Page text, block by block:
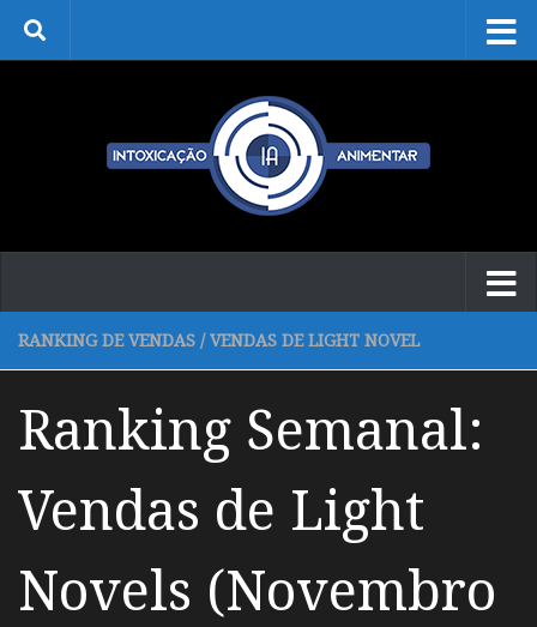
Skip to content
RANKING DE VENDAS / VENDAS DE LIGHT NOVEL
Ranking Semanal:
Vendas de Light
Novels (Novembro